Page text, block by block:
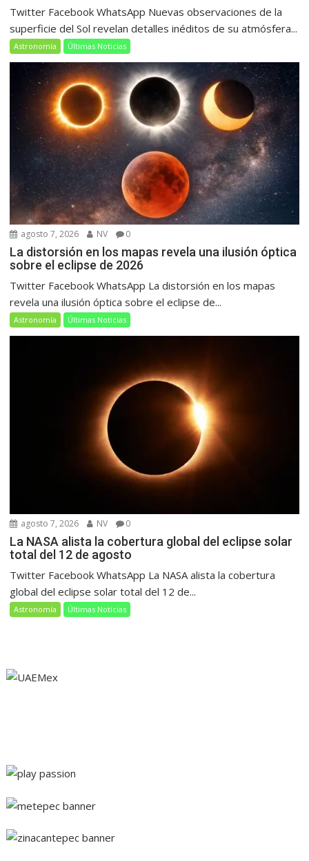
Twitter Facebook WhatsApp Nuevas observaciones de la
superficie del Sol revelan detalles inéditos de su atmósfera...
Astronomía Últimas Noticias
agosto 7, 2026 NV 0
La distorsión en los mapas revela una ilusión óptica
sobre el eclipse de 2026
Twitter Facebook WhatsApp La distorsión en los mapas
revela una ilusión óptica sobre el eclipse de...
Astronomía Últimas Noticias
agosto 7, 2026 NV 0
La NASA alista la cobertura global del eclipse solar
total del 12 de agosto
Twitter Facebook WhatsApp La NASA alista la cobertura
global del eclipse solar total del 12 de...
Astronomía Últimas Noticias